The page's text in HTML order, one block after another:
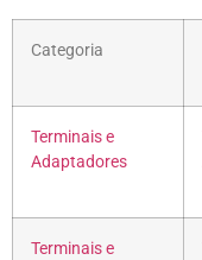
Categoria
Terminais e
Adaptadores
Terminais e